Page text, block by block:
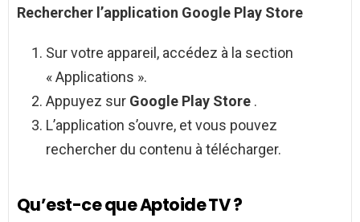
Rechercher l’application Google Play Store
Sur votre appareil, accédez à la section
« Applications ».
Appuyez sur Google Play Store .
L’application s’ouvre, et vous pouvez
rechercher du contenu à télécharger.
Qu’est-ce que Aptoide TV ?